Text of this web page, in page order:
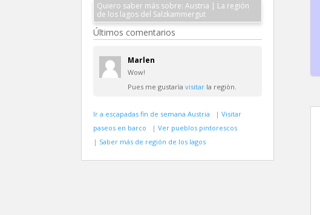
Quiero saber más sobre: Austria | La región
de los lagos del Salzkammergut
Últimos comentarios
Marlen
Wow!
Pues me gustarìavisitar la regiòn.
Ir a escapadas fin de semana Austria |Visitar
paseos en barco
|Ver pueblos pintorescos
|
Saber más de región de los lagos